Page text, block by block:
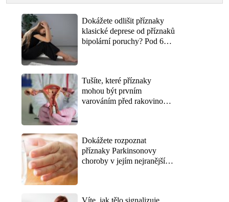
Dokážete odlišit příznaky
klasické deprese od příznaků
bipolární poruchy? Pod 6
Tušíte, které příznaky
mohou být prvním
varováním před rakovinou
neberou jako ztrátu času
Dokážete rozpoznat
příznaky Parkinsonovy
choroby v jejím nejranějším
Víte, jak tělo signalizuje